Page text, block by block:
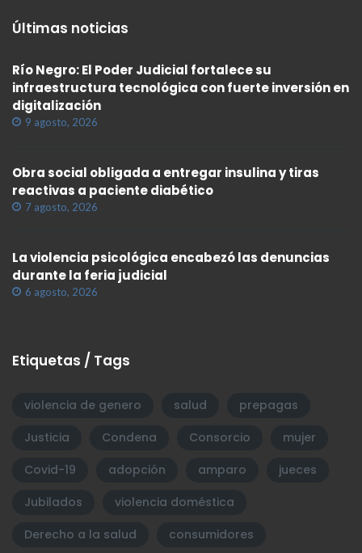
Últimas noticias
Río Negro: El Poder Judicial fortalece su
infraestructura tecnológica con fuerte inversión en
digitalización
9 agosto, 2026
Obra social obligada a entregar insulina y tiras
reactivas a paciente diabético
7 agosto, 2026
La violencia psicológica encabezó las denuncias
durante la feria judicial
6 agosto, 2026
Etiquetas / Tags
violencia de genero salud
prepagas
Justicia
Condena Consorcio
mujer
Covid-19
adopción amparo
jueces
Jubilados
violencia doméstica
Derecho a la salud
consumidores